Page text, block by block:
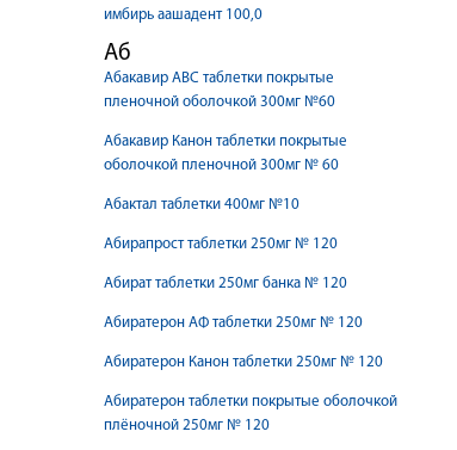
имбирь аашадент 100,0
Аб
Абакавир АВС таблетки покрытые
пленочной оболочкой 300мг №60
Абакавир Канон таблетки покрытые
оболочкой пленочной 300мг № 60
Абактал таблетки 400мг №10
Абирапрост таблетки 250мг № 120
Абират таблетки 250мг банка № 120
Абиратерон АФ таблетки 250мг № 120
Абиратерон Канон таблетки 250мг № 120
Абиратерон таблетки покрытые оболочкой
плёночной 250мг № 120